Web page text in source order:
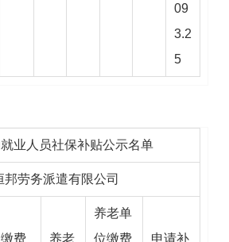
09
3.2
5
业人员社保补贴公示名单
劳务派遣有限公司
缴费 养老
养老单
位缴费
申请补